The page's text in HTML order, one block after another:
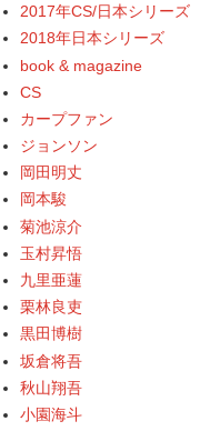
2017年CS/日本シリーズ
2018年日本シリーズ
book & magazine
CS
カープファン
ジョンソン
岡田明丈
岡本駿
菊池涼介
玉村昇悟
九里亜蓮
栗林良吏
黒田博樹
坂倉将吾
秋山翔吾
小園海斗